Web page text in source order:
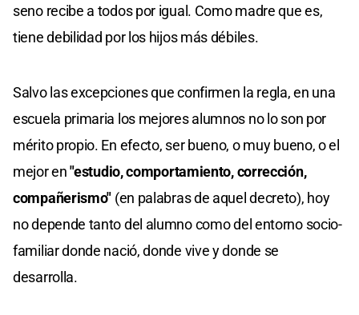
seno recibe a todos por igual. Como madre que es,
tiene debilidad por los hijos más débiles.
Salvo las excepciones que confirmen la regla, en una
escuela primaria los mejores alumnos no lo son por
mérito propio. En efecto, ser bueno, o muy bueno, o el
mejor en"estudio, comportamiento, corrección,
compañerismo" (en palabras de aquel decreto), hoy
no depende tanto del alumno como del entorno socio-
familiar donde nació, donde vive y donde se
desarrolla.